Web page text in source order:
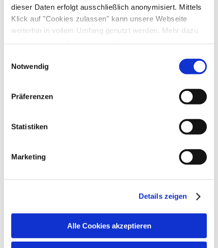
dieser Daten erfolgt ausschließlich anonymisiert. Mittels
Klick auf "Cookies zulassen" kann unsere Webseite
weiterhin in vollem Umfang genutzt werden. Mehr dazu
steht in unserer Datenschutzerklärung.
gelistet.
Notwendig
Präferenzen
Statistiken
Marketing
Details zeigen
Alle Cookies akzeptieren